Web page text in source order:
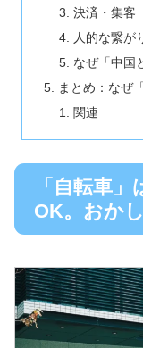
決済・集客
人的な繋が
なぜ「中国
まとめ：なぜ
関連
「自転車
OK。おか